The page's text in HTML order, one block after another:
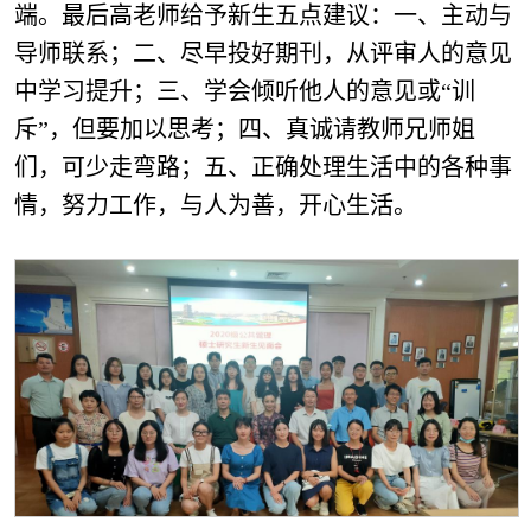
端。最后高老师给予新生五点建议：一、主动与
导师联系；二、尽早投好期刊，从评审人的意见
中学习提升；三、学会倾听他人的意见或“训
斥”，但要加以思考；四、真诚请教师兄师姐
们，可少走弯路；五、正确处理生活中的各种事
情，努力工作，与人为善，开心生活。